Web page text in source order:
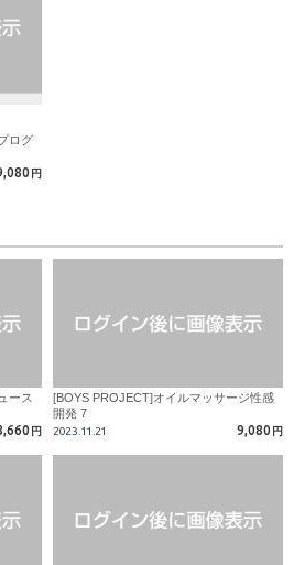
ログ
円
ース
円
[BOYS PROJECT]オイルマッサージ性感
開発 7
2023.11.21 9,080 円